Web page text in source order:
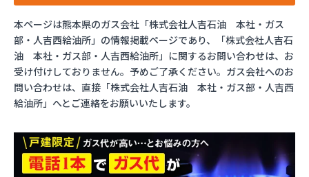
本ページは熊本県のガス会社「株式会社人吉石油 本社・ガス
部・人吉西給油所」の情報掲載ページであり、「株式会社人吉石
油 本社・ガス部・人吉西給油所」に関するお問い合わせは、お
受け付けしておりません。予めご了承ください。ガス会社へのお
問い合わせは、直接「株式会社人吉石油 本社・ガス部・人吉西
給油所」へとご連絡をお願いいたします。